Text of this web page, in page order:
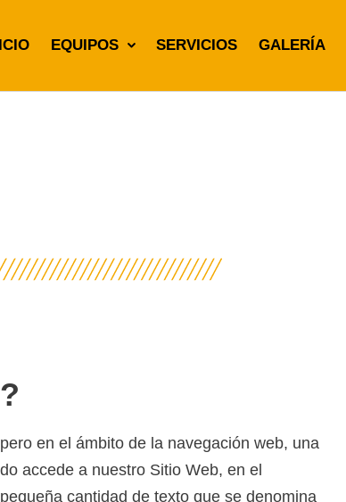
EQUIPOS SERVICIOS GALERÍA
en el ámbito de la navegación web, una
accede a nuestro Sitio Web, en el
cantidad de texto que se denomina